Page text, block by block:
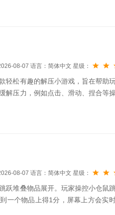
08-07 语言：简体中文 星级：
轻松有趣的解压小游戏，旨在帮
解压力，例如点击、滑动、捏合等
家的动手能力和反应速度。游戏的
...
08-07 语言：简体中文 星级：
跃堆叠物品展开。玩家操控小仓鼠
一个物品上得1分，屏幕上方会实
准确落在物品的合适位置，若小